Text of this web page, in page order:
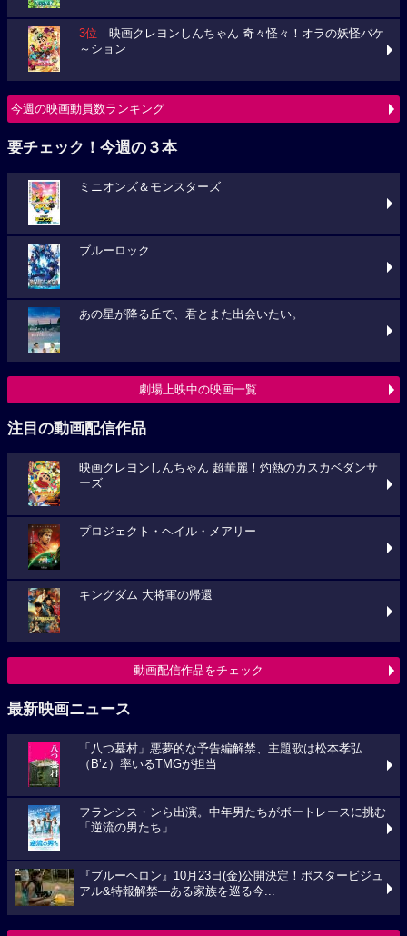
3位 映画クレヨンしんちゃん 奇々怪々！オラの妖怪バケ
～ション
今週の映画動員数ランキング
要チェック！今週の３本
ミニオンズ＆モンスターズ
ブルーロック
あの星が降る丘で、君とまた出会いたい。
劇場上映中の映画一覧
注目の動画配信作品
映画クレヨンしんちゃん 超華麗！灼熱のカスカベダンサ
ーズ
プロジェクト・ヘイル・メアリー
キングダム 大将軍の帰還
動画配信作品をチェック
最新映画ニュース
「八つ墓村」悪夢的な予告編解禁、主題歌は松本孝弘
（B’z）率いるTMGが担当
フランシス・ンら出演。中年男たちがボートレースに挑む
「逆流の男たち」
『ブルーヘロン』10月23日(金)公開決定！ポスタービジュ
アル&特報解禁―ある家族を巡る今...